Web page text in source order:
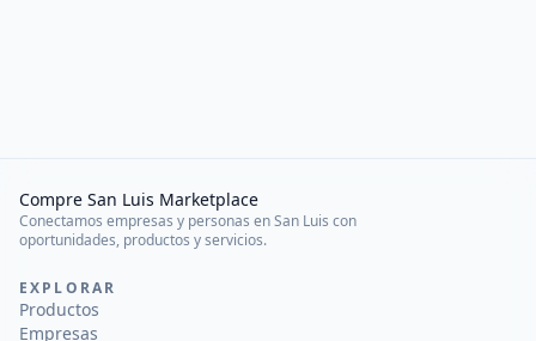
Compre San Luis Marketplace
Conectamos empresas y personas en San Luis con
oportunidades, productos y servicios.
EXPLORAR
Productos
Empresas